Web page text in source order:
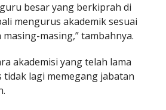
besar yang berkiprah di
mengurus akademik sesuai
masing,” tambahnya.
akademisi yang telah lama
tidak lagi memegang jabatan